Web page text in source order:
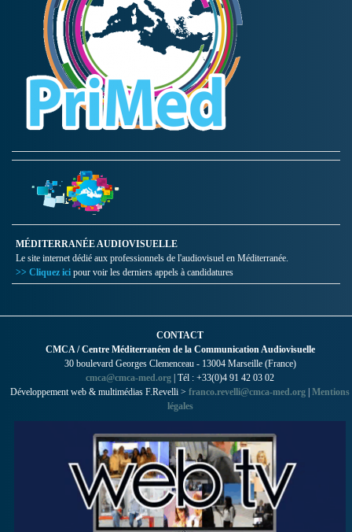
MÉDITERRANÉE AUDIOVISUELLE
Le site internet dédié aux professionnels de l'audiovisuel en Méditerranée.
>> Cliquez ici pour voir les derniers appels à candidatures
CONTACT
CMCA / Centre Méditerranéen de la Communication Audiovisuelle
30 boulevard Georges Clemenceau - 13004 Marseille (France)
cmca@cmca-med.org | Tél : +33(0)4 91 42 03 02
Développement web & multimédias F.Revelli > franco.revelli@cmca-med.org Mentions
légales